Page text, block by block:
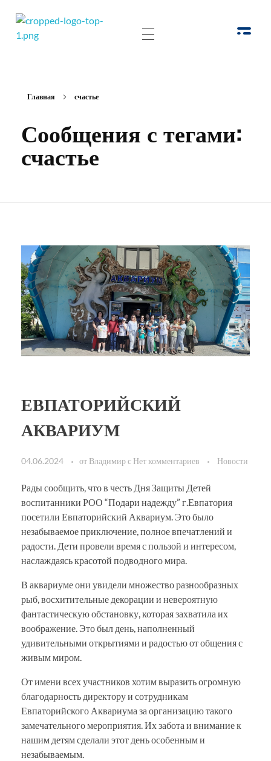
Главная счастье
Сообщения с тегами:
счастье
ЕВПАТОРИЙСКИЙ
АКВАРИУМ
04.06.2024 от Владимирс Нет комментариев Новости
Рады сообщить, что в честь Дня Защиты Детей
воспитанники РОО “Подари надежду” г.Евпатория
посетили Евпаторийский Аквариум. Это было
незабываемое приключение, полное впечатлений и
радости. Дети провели время с пользой и интересом,
наслаждаясь красотой подводного мира.
В аквариуме они увидели множество разнообразных
рыб, восхитительные декорации и невероятную
фантастическую обстановку, которая захватила их
воображение. Это был день, наполненный
удивительными открытиями и радостью от общения с
живым миром.
От имени всех участников хотим выразить огромную
благодарность директору и сотрудникам
Евпаторийского Аквариума за организацию такого
замечательного мероприятия. Их забота и внимание к
нашим детям сделали этот день особенным и
незабываемым.